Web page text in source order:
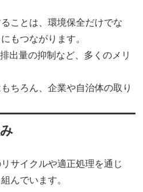
ことは、環境保全だけでな
もつながります。
出量の抑制など、多くのメリ
ちろん、企業や自治体の取り
サイクルや適正処理を通じ
んでいます。